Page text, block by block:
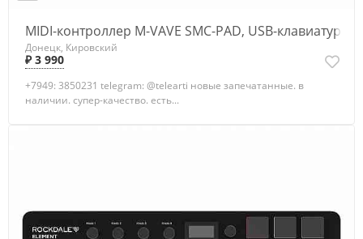
MIDI-контроллер M-VAVE SMC-PAD, USB-клавиатура
Донецк, Кировский
₽ 3 990
+7949: 3850231 telegram: @telearti новые запечатанные. в
наличии. супер-качество. есть...